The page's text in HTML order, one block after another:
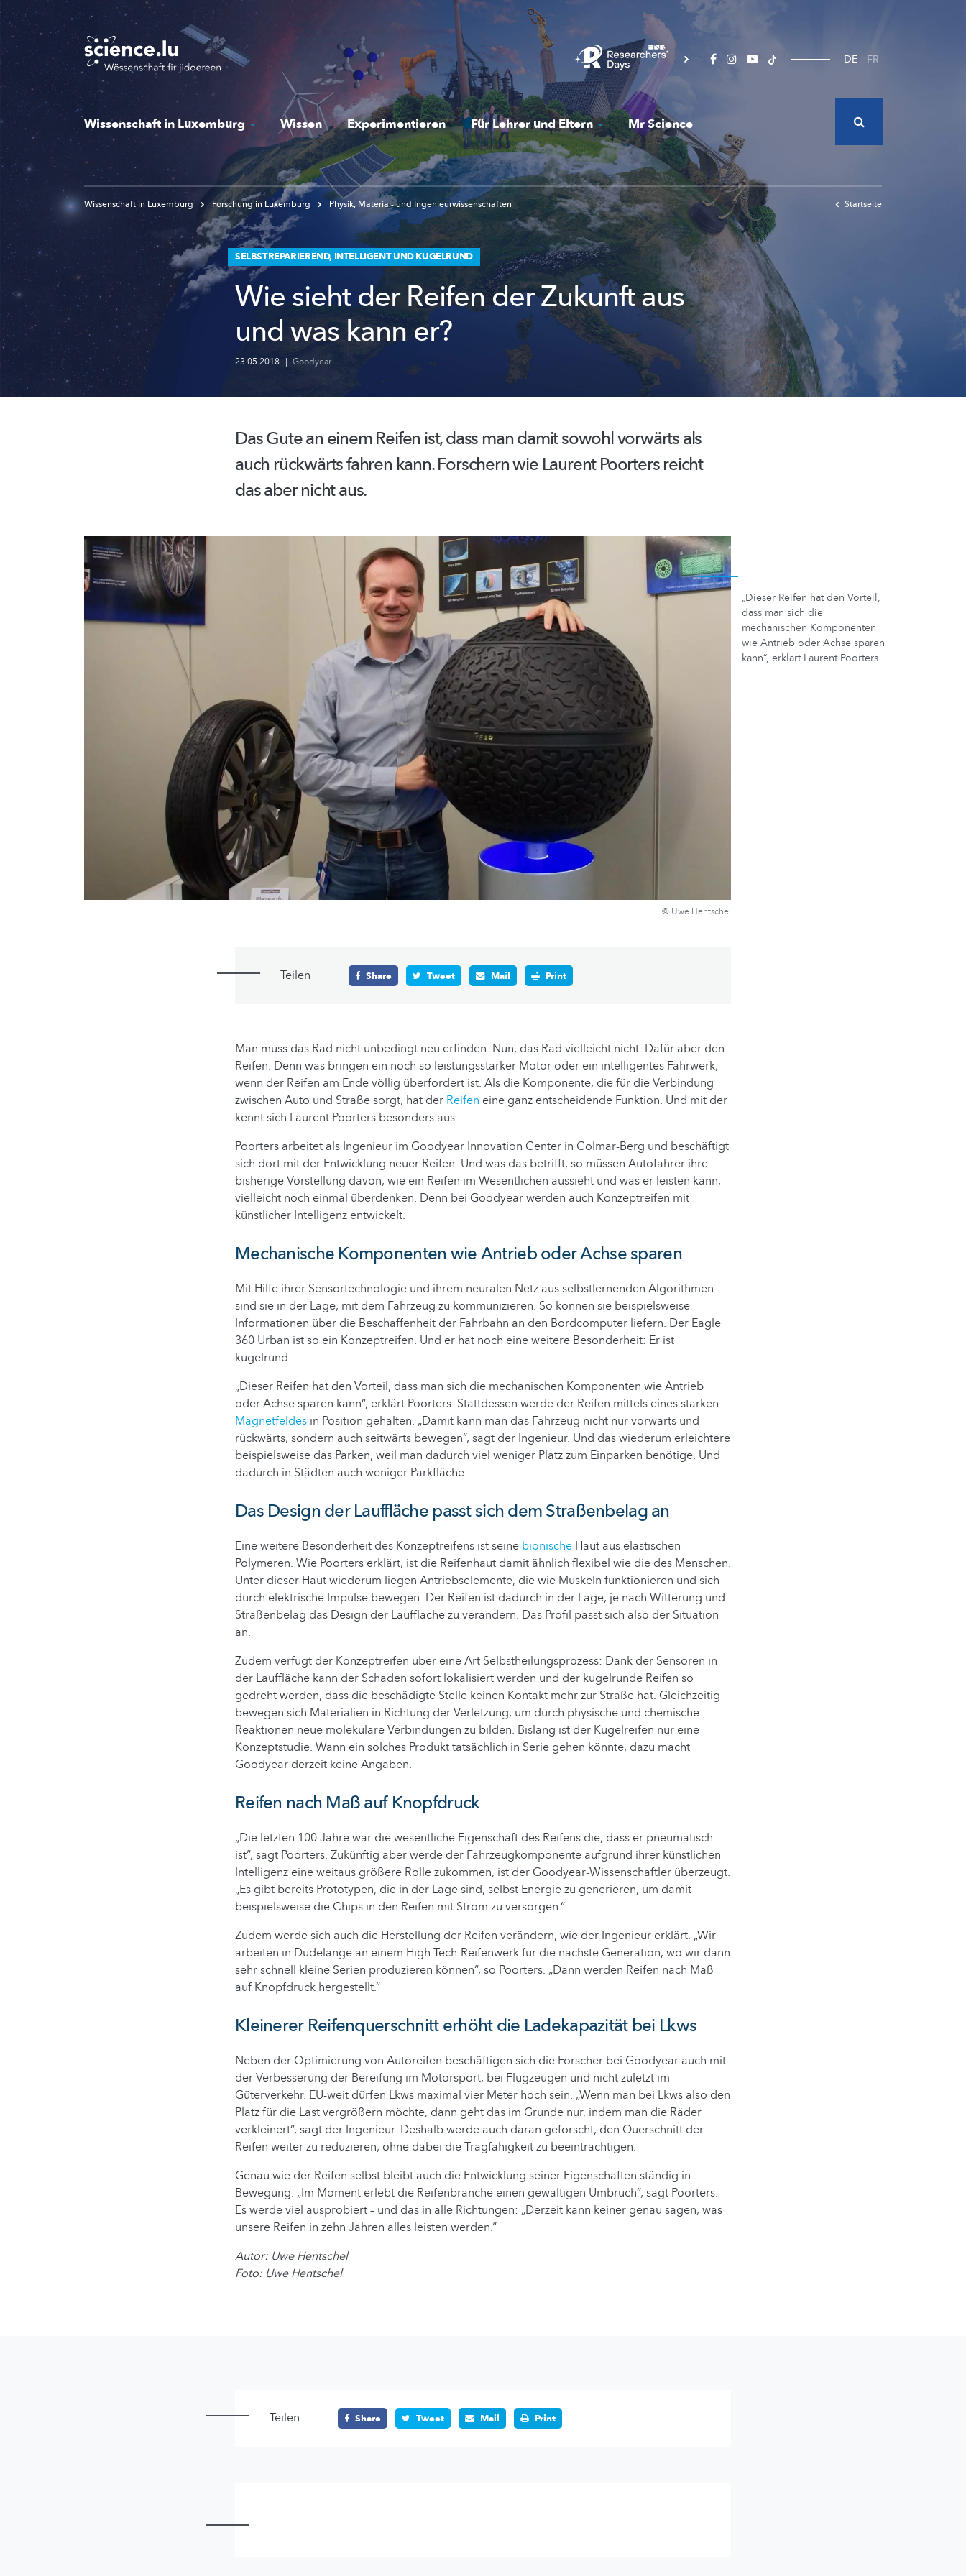
Skip
to
main
content
DE FR
Wissenschaft in Luxemburg Wissen Experimentieren Für Lehrer und Eltern Mr Science
Wissenschaft in Luxemburg Forschung in Luxemburg Physik, Material- und Ingenieurwissenschaften Startseite
SELBSTREPARIEREND, INTELLIGENT UND KUGELRUND
Wie sieht der Reifen der Zukunft aus
und was kann er?
23.05.2018 | Goodyear
Das Gute an einem Reifen ist, dass man damit sowohl vorwärts als
auch rückwärts fahren kann. Forschern wie Laurent Poorters reicht
das aber nicht aus.
© Uwe Hentschel
„Dieser Reifen hat den Vorteil,
dass man sich die
mechanischen Komponenten
wie Antrieb oder Achse sparen
kann“, erklärt Laurent Poorters.
Teilen Share Tweet Mail Print
Man muss das Rad nicht unbedingt neu erfinden. Nun, das Rad vielleicht nicht. Dafür aber den
Reifen. Denn was bringen ein noch so leistungsstarker Motor oder ein intelligentes Fahrwerk,
wenn der Reifen am Ende völlig überfordert ist. Als die Komponente, die für die Verbindung
zwischen Auto und Straße sorgt, hat der Reifen eine ganz entscheidende Funktion. Und mit der
kennt sich Laurent Poorters besonders aus.
Poorters arbeitet als Ingenieur im Goodyear Innovation Center in Colmar-Berg und beschäftigt
sich dort mit der Entwicklung neuer Reifen. Und was das betrifft, so müssen Autofahrer ihre
bisherige Vorstellung davon, wie ein Reifen im Wesentlichen aussieht und was er leisten kann,
vielleicht noch einmal überdenken. Denn bei Goodyear werden auch Konzeptreifen mit
künstlicher Intelligenz entwickelt.
Mechanische Komponenten wie Antrieb oder Achse sparen
Mit Hilfe ihrer Sensortechnologie und ihrem neuralen Netz aus selbstlernenden Algorithmen
sind sie in der Lage, mit dem Fahrzeug zu kommunizieren. So können sie beispielsweise
Informationen über die Beschaffenheit der Fahrbahn an den Bordcomputer liefern. Der Eagle
360 Urban ist so ein Konzeptreifen. Und er hat noch eine weitere Besonderheit: Er ist
kugelrund.
„Dieser Reifen hat den Vorteil, dass man sich die mechanischen Komponenten wie Antrieb
oder Achse sparen kann“, erklärt Poorters. Stattdessen werde der Reifen mittels eines starken
Magnetfeldes in Position gehalten. „Damit kann man das Fahrzeug nicht nur vorwärts und
rückwärts, sondern auch seitwärts bewegen“, sagt der Ingenieur. Und das wiederum erleichtere
beispielsweise das Parken, weil man dadurch viel weniger Platz zum Einparken benötige. Und
dadurch in Städten auch weniger Parkfläche.
Das Design der Lauffläche passt sich dem Straßenbelag an
Eine weitere Besonderheit des Konzeptreifens ist seine bionische Haut aus elastischen
Polymeren. Wie Poorters erklärt, ist die Reifenhaut damit ähnlich flexibel wie die des Menschen.
Unter dieser Haut wiederum liegen Antriebselemente, die wie Muskeln funktionieren und sich
durch elektrische Impulse bewegen. Der Reifen ist dadurch in der Lage, je nach Witterung und
Straßenbelag das Design der Lauffläche zu verändern. Das Profil passt sich also der Situation
an.
Zudem verfügt der Konzeptreifen über eine Art Selbstheilungsprozess: Dank der Sensoren in
der Lauffläche kann der Schaden sofort lokalisiert werden und der kugelrunde Reifen so
gedreht werden, dass die beschädigte Stelle keinen Kontakt mehr zur Straße hat. Gleichzeitig
bewegen sich Materialien in Richtung der Verletzung, um durch physische und chemische
Reaktionen neue molekulare Verbindungen zu bilden. Bislang ist der Kugelreifen nur eine
Konzeptstudie. Wann ein solches Produkt tatsächlich in Serie gehen könnte, dazu macht
Goodyear derzeit keine Angaben.
Reifen nach Maß auf Knopfdruck
„Die letzten 100 Jahre war die wesentliche Eigenschaft des Reifens die, dass er pneumatisch
ist“, sagt Poorters. Zukünftig aber werde der Fahrzeugkomponente aufgrund ihrer künstlichen
Intelligenz eine weitaus größere Rolle zukommen, ist der Goodyear-Wissenschaftler überzeugt.
„Es gibt bereits Prototypen, die in der Lage sind, selbst Energie zu generieren, um damit
beispielsweise die Chips in den Reifen mit Strom zu versorgen.“
Zudem werde sich auch die Herstellung der Reifen verändern, wie der Ingenieur erklärt. „Wir
arbeiten in Dudelange an einem High-Tech-Reifenwerk für die nächste Generation, wo wir dann
sehr schnell kleine Serien produzieren können“, so Poorters. „Dann werden Reifen nach Maß
auf Knopfdruck hergestellt.“
Kleinerer Reifenquerschnitt erhöht die Ladekapazität bei Lkws
Neben der Optimierung von Autoreifen beschäftigen sich die Forscher bei Goodyear auch mit
der Verbesserung der Bereifung im Motorsport, bei Flugzeugen und nicht zuletzt im
Güterverkehr. EU-weit dürfen Lkws maximal vier Meter hoch sein. „Wenn man bei Lkws also den
Platz für die Last vergrößern möchte, dann geht das im Grunde nur, indem man die Räder
verkleinert“, sagt der Ingenieur. Deshalb werde auch daran geforscht, den Querschnitt der
Reifen weiter zu reduzieren, ohne dabei die Tragfähigkeit zu beeinträchtigen.
Genau wie der Reifen selbst bleibt auch die Entwicklung seiner Eigenschaften ständig in
Bewegung. „Im Moment erlebt die Reifenbranche einen gewaltigen Umbruch“, sagt Poorters.
Es werde viel ausprobiert – und das in alle Richtungen: „Derzeit kann keiner genau sagen, was
unsere Reifen in zehn Jahren alles leisten werden.“
Autor: Uwe Hentschel
Foto: Uwe Hentschel
Teilen Share Tweet Mail Print